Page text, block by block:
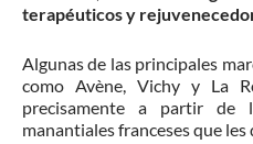
terapéuticos y
Algunas de las principales
como Avène, Vichy y La
precisamente a partir de
manantiales franceses que